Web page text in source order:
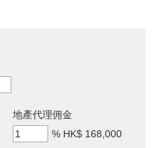
地產代理佣金
% HK$ 168,000